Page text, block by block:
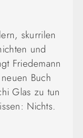
skurrilen
und
Friedemann
Buch
Glas zu tun
Nichts.